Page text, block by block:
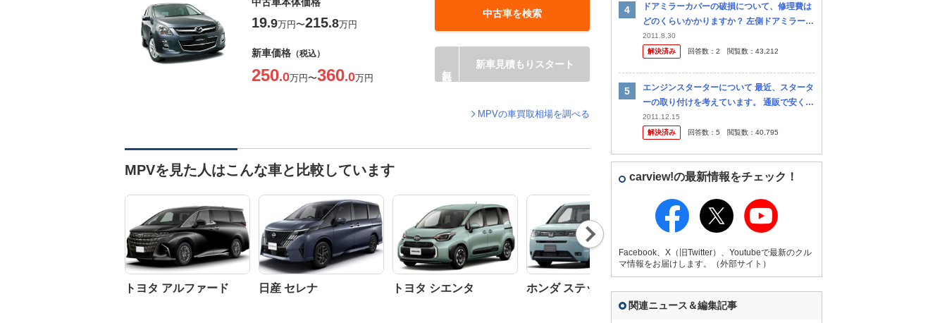
19.9万円〜215.8万円
中古車を検索
新車価格 （税込）
250.0万円〜360.0万円
新車見積もりスタート
MPVの車買取相場を調べる
MPVを見た人はこんな車と比較しています
トヨタ アルファード 日産 セレナ トヨタ シエンタ ホンダ ステップワゴン
Nex
t
ドアミラーカバーの破損について、修理費は
どのくらいかかりますか？ 左側ドアミラーの
ライトカバー部分(透明のプラスチック部)が
割れてしまいました。 ドアミラーの開閉・点
2011.8.30
解決済み
回答数： 2 閲覧数： 43,212
エンジンスターターについて 最近、スタータ
ーの取り付けを考えています。 通販で安く売
ってますが、 持ち込みの場合ナビなどのよう
に取り付け工賃は倍くらいかかりますか？ 大
2011.12.15
解決済み
回答数： 5 閲覧数： 40,795
carview!の最新情報をチェック！
Facebook、X（旧Twitter）、Youtubeで最新のクル
マ情報をお届けします。（外部サイト）
関連ニュース＆編集記事